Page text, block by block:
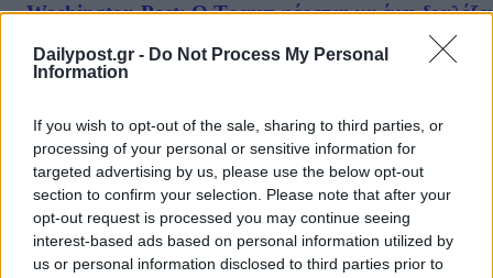
Dailypost.gr - Do Not Process My Personal
Information
If you wish to opt-out of the sale, sharing to third parties, or
processing of your personal or sensitive information for
targeted advertising by us, please use the below opt-out
section to confirm your selection. Please note that after your
opt-out request is processed you may continue seeing
interest-based ads based on personal information utilized by
us or personal information disclosed to third parties prior to
Washington Post: Ο Τραμπ φέρεται να έχει διαλέξει
τον διάδοχο του – Τι είπε σε ιδιωτική συνάντηση
07/08/2026
στην ψυχική υγεία των παιδιών
07/08/2026
Η εφαρμογή «Οδύσσεια του Ομήρου» του
Καραναστάση στην κορυφή του ελληνικού App
07/08/2026
Τσίπρας: Στις 2 Σεπτεμβρίου στη Θεσσαλονίκη θα